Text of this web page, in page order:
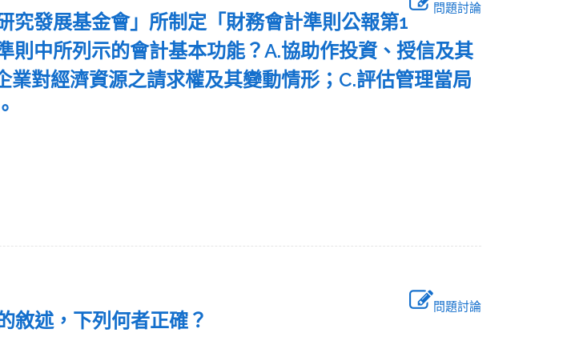
問題討論
究發展基金會」所制定「財務會計準則公報第1
則中所列示的會計基本功能？A.協助作投資、授信及其
業對經濟資源之請求權及其變動情形；C.評估管理當局
問題討論
敘述，下列何者正確？